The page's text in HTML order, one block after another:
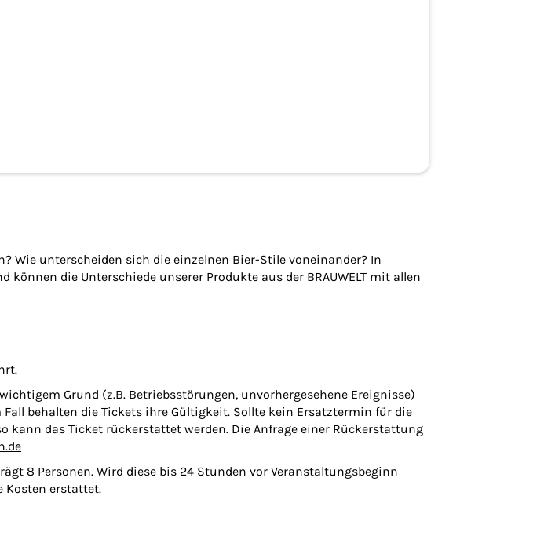
Wie unterscheiden sich die einzelnen Bier-Stile voneinander? In
die Unterschiede unserer Produkte aus der BRAUWELT mit allen
Grund (z.B. Betriebsstörungen, unvorhergesehene Ereignisse)
behalten die Tickets ihre Gültigkeit. Sollte kein Ersatztermin für die
kann das Ticket rückerstattet werden. Die Anfrage einer Rückerstattung
8 Personen. Wird diese bis 24 Stunden vor Veranstaltungsbeginn
Kosten erstattet.